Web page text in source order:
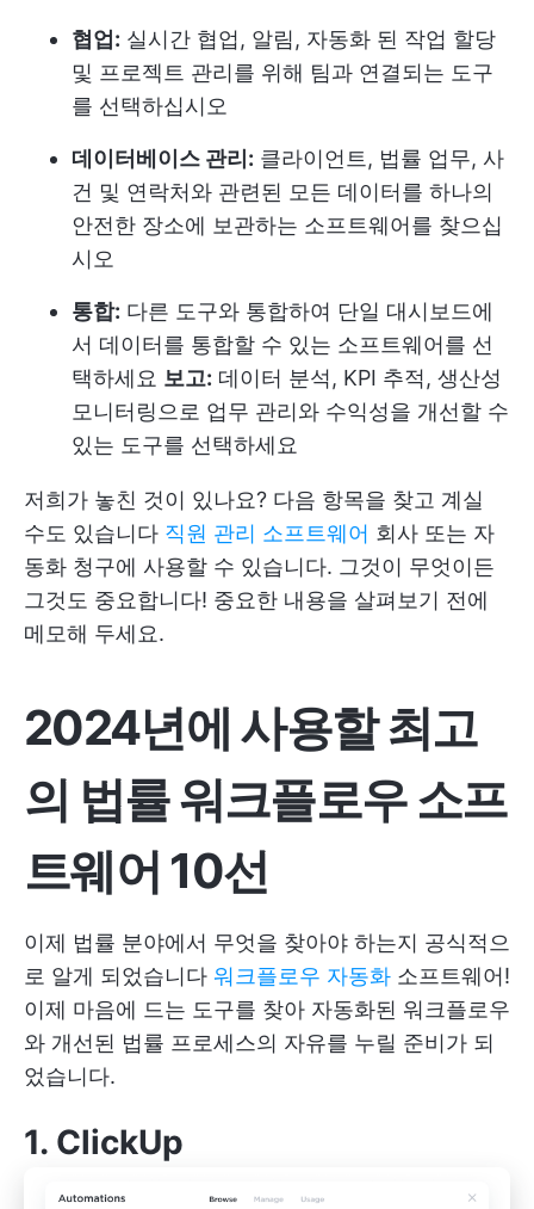
협업: 실시간 협업, 알림, 자동화 된 작업 할당
및 프로젝트 관리를 위해 팀과 연결되는 도구
를 선택하십시오
데이터베이스 관리: 클라이언트, 법률 업무, 사
건 및 연락처와 관련된 모든 데이터를 하나의
안전한 장소에 보관하는 소프트웨어를 찾으십
시오
통합: 다른 도구와 통합하여 단일 대시보드에
서 데이터를 통합할 수 있는 소프트웨어를 선
택하세요 보고: 데이터 분석, KPI 추적, 생산성
모니터링으로 업무 관리와 수익성을 개선할 수
있는 도구를 선택하세요
저희가 놓친 것이 있나요? 다음 항목을 찾고 계실
수도 있습니다 직원 관리 소프트웨어 회사 또는 자
동화 청구에 사용할 수 있습니다. 그것이 무엇이든
그것도 중요합니다! 중요한 내용을 살펴보기 전에
메모해 두세요.
2024년에 사용할 최고
의 법률 워크플로우 소프
트웨어 10선
이제 법률 분야에서 무엇을 찾아야 하는지 공식적으
로 알게 되었습니다 워크플로우 자동화 소프트웨어!
이제 마음에 드는 도구를 찾아 자동화된 워크플로우
와 개선된 법률 프로세스의 자유를 누릴 준비가 되
었습니다.
1. ClickUp